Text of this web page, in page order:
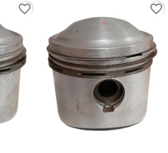
favorite_border favorite_border